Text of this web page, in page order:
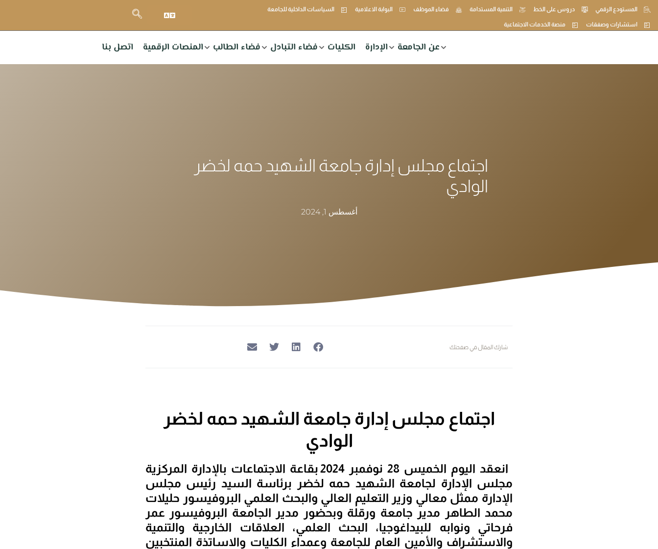
المستودع الرقمي دروس على الخط التنمية المستدامة فضاء الموظف البوابة الاعلامية السياسات الداخلية للجامعة
استشارات وصفقات منصة الخدمات الاجتماعية
عن الجامعة الإدارة الكليات فضاء التبادل فضاء الطالب المنصات الرقمية اتصل بنا
اجتماع مجلس إدارة جامعة الشهيد حمه لخضر
الوادي
أغسطس 1, 2024
شارك المقال في صفحتك
اجتماع مجلس إدارة جامعة الشهيد حمه لخضر
الوادي
انعقد اليوم الخميس 28 نوفمبر 2024 بقاعة الاجتماعات بالإدارة المركزية
مجلس الإدارة لجامعة الشهيد حمه لخضر برئاسة السيد رئيس مجلس
الإدارة ممثل معالي وزير التعليم العالي والبحث العلمي البروفيسور حليلات
محمد الطاهر مدير جامعة ورقلة وبحضور مدير الجامعة البروفيسور عمر
فرحاتي ونوابه للبيداغوجيا، البحث العلمي، العلاقات الخارجية والتنمية
والاستشراف والأمين العام للجامعة وعمداء الكليات والاساتذة المنتخبين